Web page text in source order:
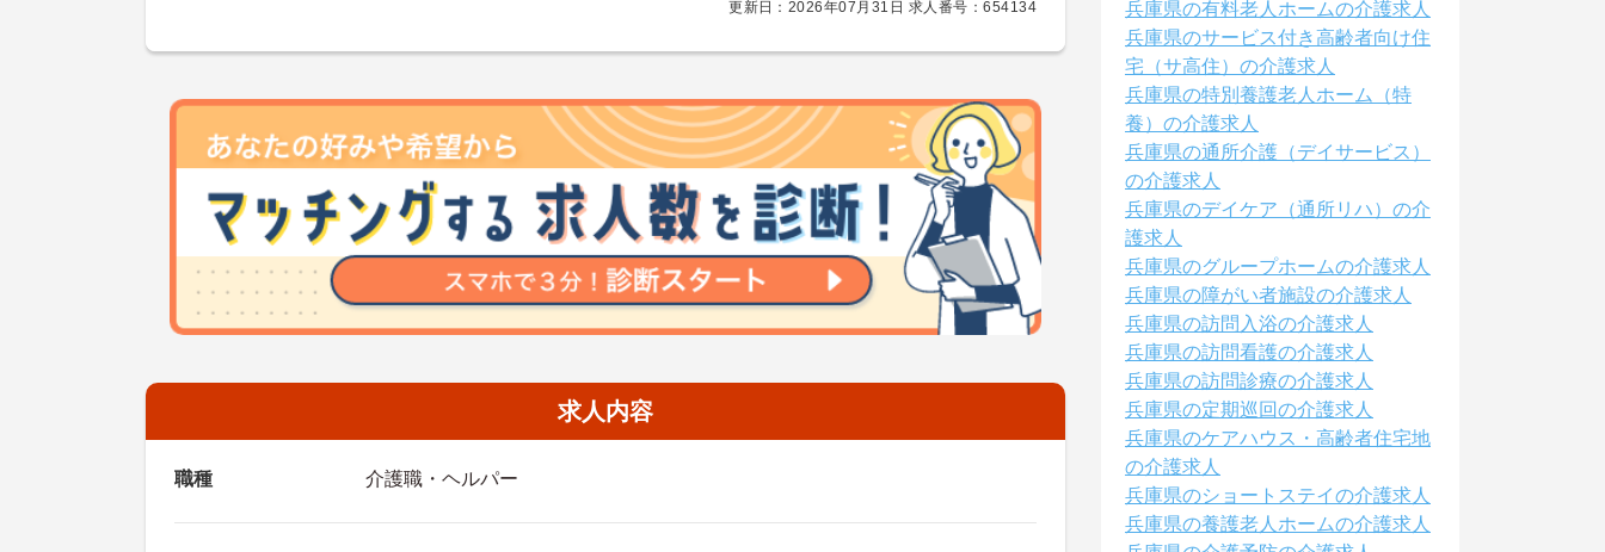
更新日：2026年07月31日 求人番号：654134
求人内容
職種 介護職・ヘルパー
兵庫県の有料老人ホームの介護求人
兵庫県のサービス付き高齢者向け住
宅（サ高住）の介護求人
兵庫県の特別養護老人ホーム（特
養）の介護求人
兵庫県の通所介護（デイサービス）
の介護求人
兵庫県のデイケア（通所リハ）の介
護求人
兵庫県のグループホームの介護求人
兵庫県の障がい者施設の介護求人
兵庫県の訪問入浴の介護求人
兵庫県の訪問看護の介護求人
兵庫県の訪問診療の介護求人
兵庫県の定期巡回の介護求人
兵庫県のケアハウス・高齢者住宅地
の介護求人
兵庫県のショートステイの介護求人
兵庫県の養護老人ホームの介護求人